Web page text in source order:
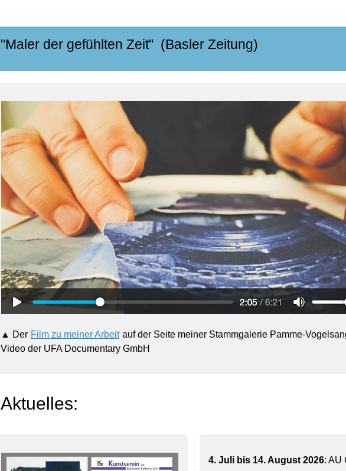
"Maler der gefühlten Zeit" (Basler Zeitung)
▲ Der Film zu meiner Arbeit auf der Seite meiner Stammgalerie Pamme-
Video der UFA Documentary GmbH
Aktuelles:
4. Juli bis 14. August 2026: AU